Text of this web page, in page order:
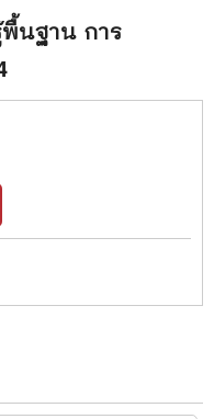
พื้นฐาน การ